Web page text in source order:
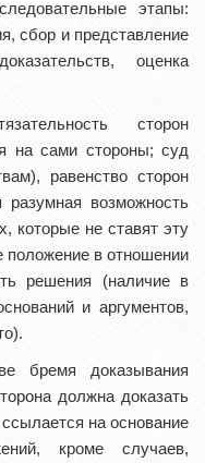
этапы:
сбор и представление
оценка
сторон
на сами стороны; суд
равенство сторон
разумная возможность
которые не ставят эту
положение в отношении
решения (наличие в
и аргументов,
бремя доказывания
должна доказать
на основание
кроме случаев,